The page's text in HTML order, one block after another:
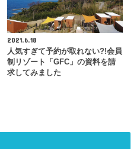
2021.6.18
人気すぎて予約が取れない?!会員
制リゾート「GFC」の資料を請
求してみました